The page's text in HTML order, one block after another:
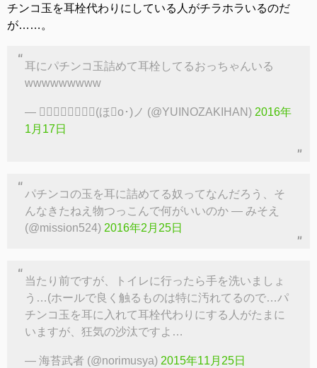
チンコ玉を耳栓代わりにしている人がチラホラいるのだ
が……。
耳にパチンコ玉詰めて耳栓してるおっちゃんいる
wwwwwwwww
— ざ⃕き⃕は⃕ん⃕(ほ･o･)ノ (@YUINOZAKIHAN) 2016年
1月17日
パチンコの玉を耳に詰めてる奴ってなんだろう、そ
んなきたねえ物つっこんで何がいいのか — みそえ
(@mission524) 2016年2月25日
当たり前ですが、トイレに行ったら手を洗いましょ
う…(ホールで良く触るものは特に汚れてるので…パ
チンコ玉を耳に入れて耳栓代わりにする人がたまに
いますが、狂気の沙汰ですよ…
— 海苔武者 (@norimusya) 2015年11月25日